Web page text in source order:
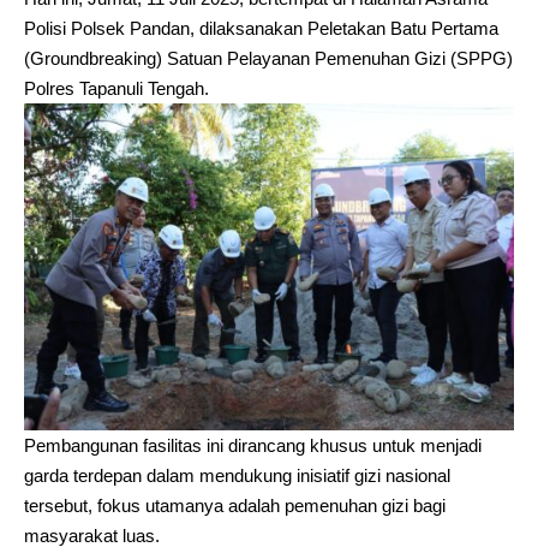
Polisi Polsek Pandan, dilaksanakan Peletakan Batu Pertama
(Groundbreaking) Satuan Pelayanan Pemenuhan Gizi (SPPG)
Polres Tapanuli Tengah.
Pembangunan fasilitas ini dirancang khusus untuk menjadi
garda terdepan dalam mendukung inisiatif gizi nasional
tersebut, fokus utamanya adalah pemenuhan gizi bagi
masyarakat luas.